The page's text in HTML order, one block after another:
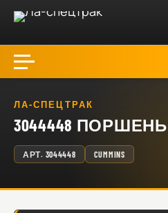
ЛА-СПЕЦТРАК
3044448 ПОРШЕНЬ
АРТ. 3044448 CUMMINS